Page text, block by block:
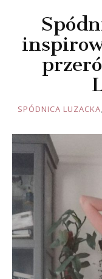
JOULE
SPÓDNICA LUZACKA,